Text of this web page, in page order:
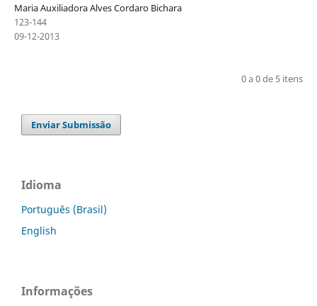
Maria Auxiliadora Alves Cordaro Bichara
123-144
09-12-2013
0 a 0 de 5 itens
Enviar Submissão
Idioma
Português (Brasil)
English
Informações